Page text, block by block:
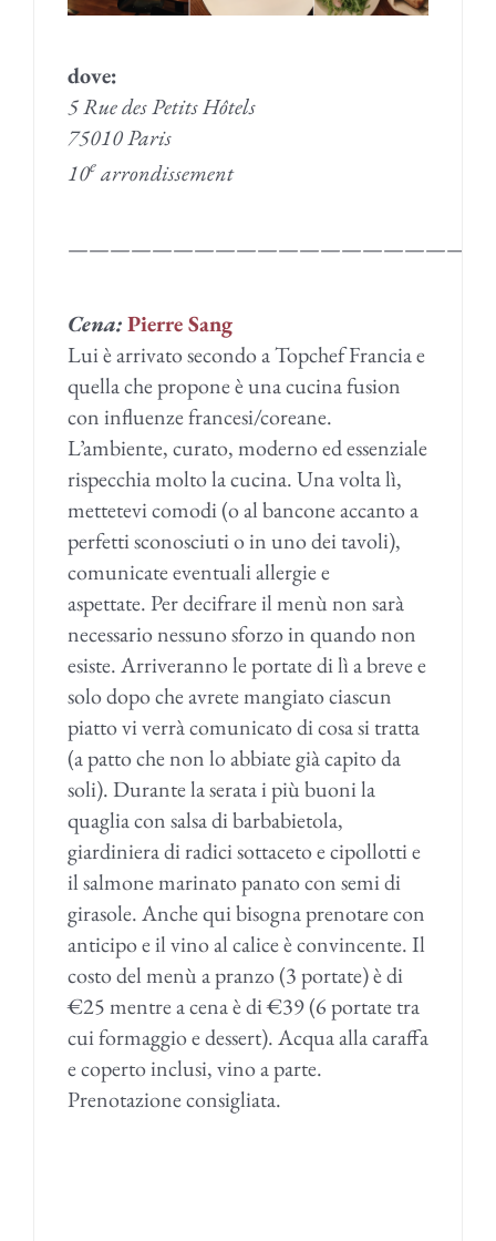
dove:
5 Rue des Petits Hôtels
75010 Paris
10earrondissement
Cena:Pierre Sang
Lui è arrivato secondo a Topchef Francia e
quella che propone è una cucina fusion
con influenze francesi/coreane.
L’ambiente, curato, moderno ed essenziale
rispecchia molto la cucina. Una volta lì,
mettetevi comodi (o al bancone accanto a
perfetti sconosciuti o in uno dei tavoli),
comunicate eventuali allergie e
aspettate. Per decifrare il menù non sarà
necessario nessuno sforzo in quando non
esiste. Arriveranno le portate di lì a breve e
solo dopo che avrete mangiato ciascun
piatto vi verrà comunicato di cosa si tratta
(a patto che non lo abbiate già capito da
soli). Durante la serata i più buoni la
quaglia con salsa di barbabietola,
giardiniera di radici sottaceto e cipollotti e
il salmone marinato panato con semi di
girasole. Anche qui bisogna prenotare con
anticipo e il vino al calice è convincente. Il
costo del menù a pranzo (3 portate) è di
€25 mentre a cena è di €39 (6 portate tra
cui formaggio e dessert). Acqua alla caraffa
e coperto inclusi, vino a parte.
Prenotazione consigliata.